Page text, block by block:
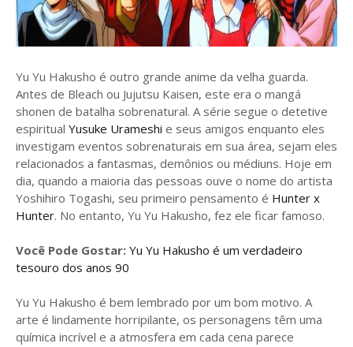
Yu Yu Hakusho é outro grande anime da velha guarda.
Antes de Bleach ou Jujutsu Kaisen, este era o mangá
shonen de batalha sobrenatural. A série segue o detetive
espiritual Yusuke Urameshi e seus amigos enquanto eles
investigam eventos sobrenaturais em sua área, sejam eles
relacionados a fantasmas, demônios ou médiuns. Hoje em
dia, quando a maioria das pessoas ouve o nome do artista
Yoshihiro Togashi, seu primeiro pensamento é Hunter x
Hunter. No entanto, Yu Yu Hakusho, fez ele ficar famoso.
Você Pode Gostar: Yu Yu Hakusho é um verdadeiro
tesouro dos anos 90
Yu Yu Hakusho é bem lembrado por um bom motivo. A
arte é lindamente horripilante, os personagens têm uma
química incrível e a atmosfera em cada cena parece